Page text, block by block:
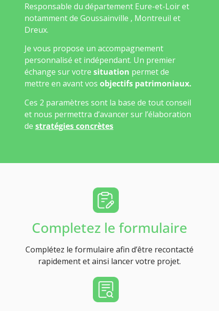
Responsable du département Eure-et-Loir et
notamment de Goussainville , Montreuil et
Dreux.
Je vous propose un accompagnement
personnalisé et indépendant. Un premier
échange sur votre situation permet de
mettre en avant vos objectifs patrimoniaux.
Ces 2 paramètres sont la base de tout conseil
et nous permettra d’avancer sur l’élaboration
de stratégies concrètes
Completez le formulaire
Complétez le formulaire afin d’être recontacté
rapidement et ainsi lancer votre projet.